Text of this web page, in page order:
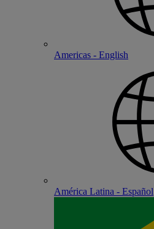
Americas - English
América Latina - Español